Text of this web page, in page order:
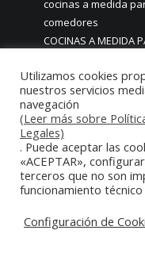
cocinas a medida
comedores
COCINAS A MEDIDA
COCINAS A MEDIDA
PREMIUM UNICAS EN
COCINAS A MEDIDA
GAMA MADRID
COCINAS A MEDIDA
HOTELES
COCINAS ACERO
COCINAS ACERO
Utilizamos cookies
nuestros servicios
navegación
(Leer más sobre
Legales)
. Puede aceptar las
«ACEPTAR»,
terceros que no son
funcionamiento
Configuración de